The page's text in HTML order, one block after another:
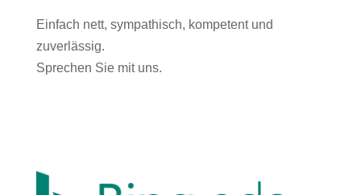
Einfach nett, sympathisch, kompetent und
zuverlässig.
Sprechen Sie mit uns.